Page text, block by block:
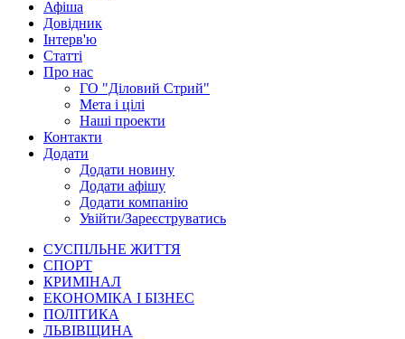
Афіша
Довідник
Інтерв'ю
Статті
Про нас
ГО "Діловий Стрий"
Мета і цілі
Наші проекти
Контакти
Додати
Додати новину
Додати афішу
Додати компанію
Увійти/Зареєструватись
СУСПІЛЬНЕ ЖИТТЯ
СПОРТ
КРИМІНАЛ
ЕКОНОМІКА І БІЗНЕС
ПОЛІТИКА
ЛЬВІВЩИНА